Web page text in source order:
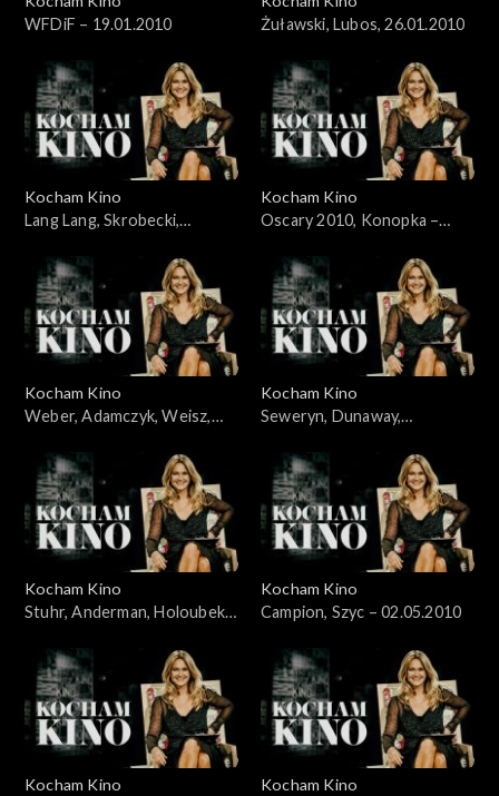
WFDiF – 19.01.2010
Żuławski, Lubos, 26.01.2010
Kocham Kino
Lang Lang, Skrobecki,
Kocham Kino
Oscary 2010, Konopka –
Kocham Kino
Weber, Adamczyk, Weisz,
Kocham Kino
Seweryn, Dunaway,
Kocham Kino
Stuhr, Anderman, Holoubek –
Kocham Kino
Campion, Szyc – 02.05.2010
Kocham Kino
Kocham Kino